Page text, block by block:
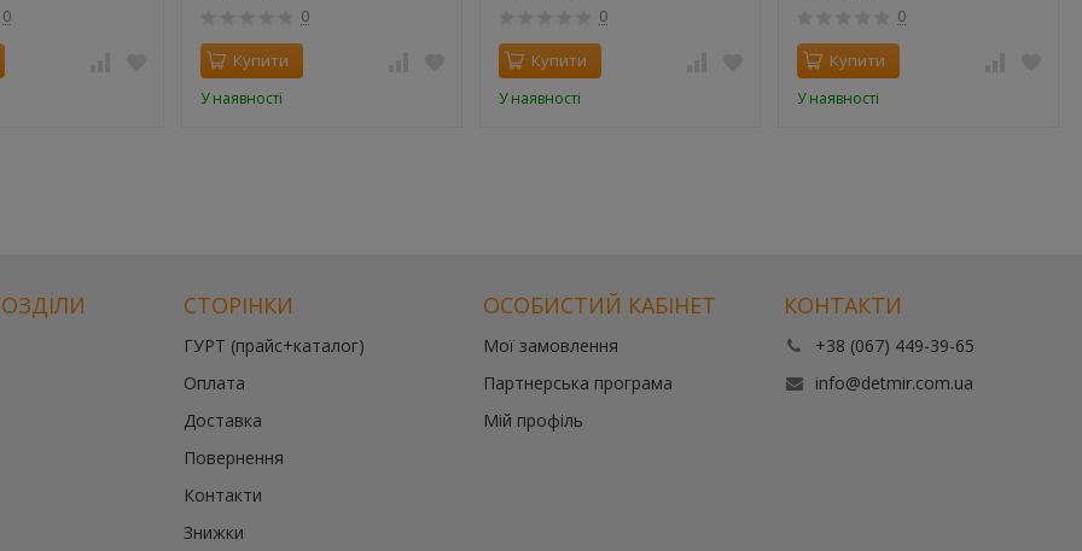
0 0
Купити
У наявності
0
Купити
У наявності
0
Купити
У наявності
СТОРІНКИ
ГУРТ (прайс+каталог)
Оплата
Доставка
Повернення
Контакти
Знижки
ОСОБИСТИЙ КАБІНЕТ
Мої замовлення
Партнерська програма
Мій профіль
КОНТАКТИ
+38 (067) 449-39-65
info@detmir.com.ua